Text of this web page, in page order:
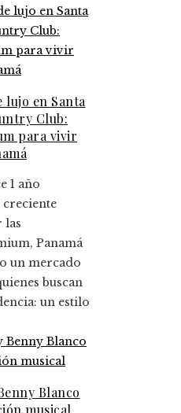
lujo en Santa
Club:
para vivir
1 año
las
Panamá
un mercado
buscan
un estilo
Blanco
musical